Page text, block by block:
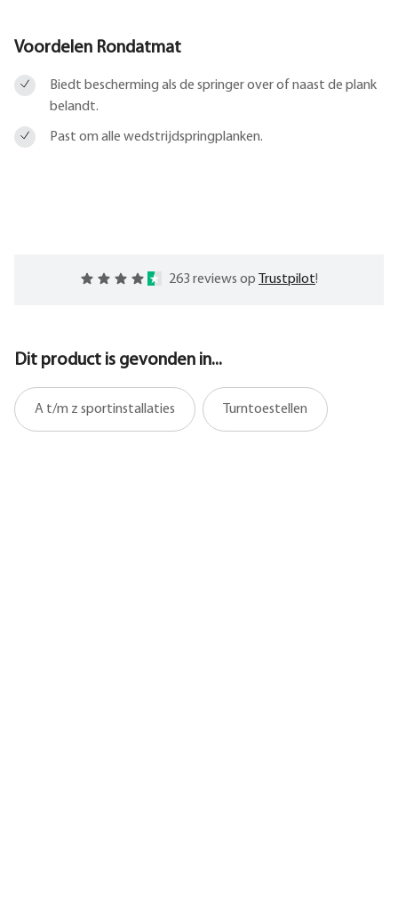
Voordelen Rondatmat
Biedt bescherming als de springer over of naast de plank
belandt.
Past om alle wedstrijdspringplanken.
263 reviews op Trustpilot!
Dit product is gevonden in...
A t/m z sportinstallaties Turntoestellen